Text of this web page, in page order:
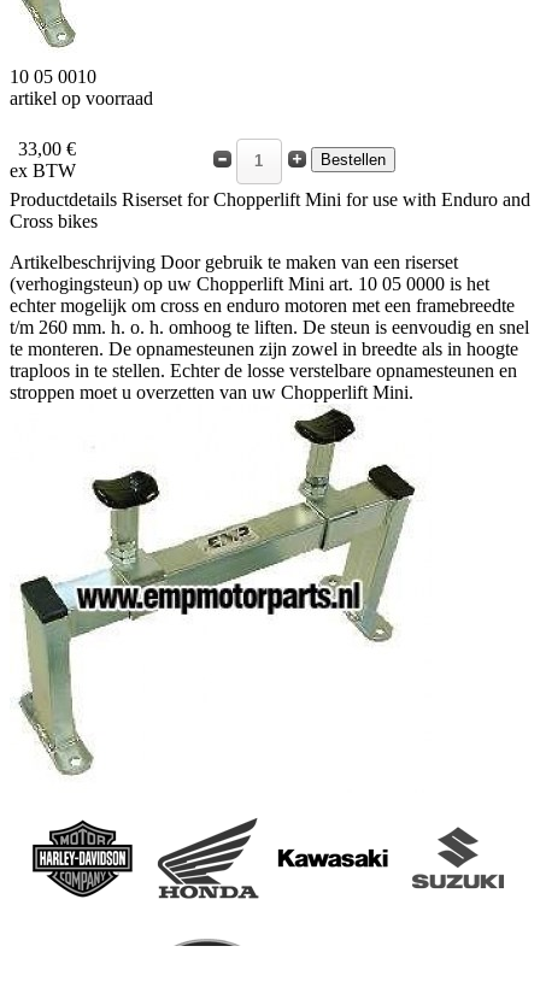
10 05 0010
artikel op voorraad
33,00 €
ex BTW
Productdetails Riserset for Chopperlift Mini for use with Enduro and
Cross bikes
Artikelbeschrijving Door gebruik te maken van een riserset
(verhogingsteun) op uw Chopperlift Mini art. 10 05 0000 is het
echter mogelijk om cross en enduro motoren met een framebreedte
t/m 260 mm. h. o. h. omhoog te liften. De steun is eenvoudig en snel
te monteren. De opnamesteunen zijn zowel in breedte als in hoogte
traploos in te stellen. Echter de losse verstelbare opnamesteunen en
stroppen moet u overzetten van uw Chopperlift Mini.